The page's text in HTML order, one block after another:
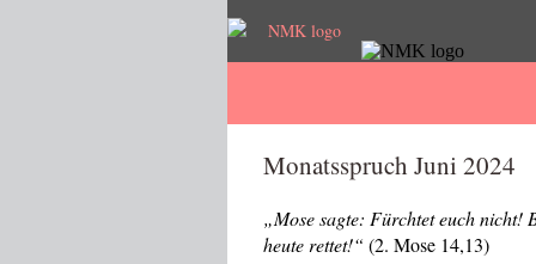
Monatsspruch Juni 2024
„Mose sagte: Fürchtet euch nicht!
heute rettet!“ (2. Mose 14,13)